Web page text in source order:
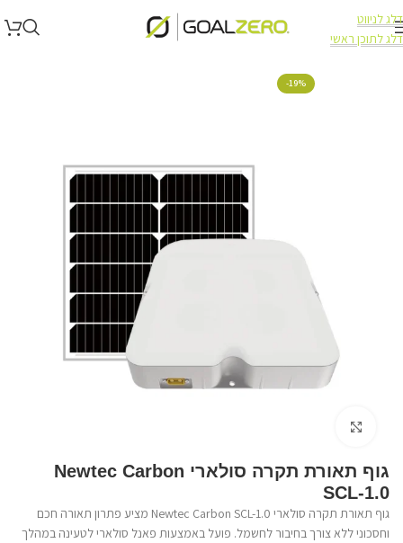
דלג לניווט
דלג לתוכן ראשי
עמוד הבית
-19%
גוף תאורת תקרה סולארי Newtec Carbon
SCL-1.0
גוף תאורת תקרה סולארי Newtec Carbon SCL-1.0 מציע פתרון תאורה חכם
וחסכוני ללא צורך בחיבור לחשמל. פועל באמצעות פאנל סולארי לטעינה במהלך